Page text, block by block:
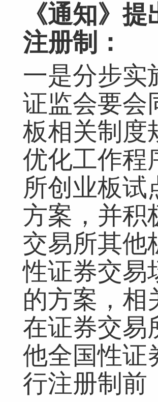
《通知》
注册制：
一是分步实
证监会要会
板相关制度
优化工作程
所创业板试
方案，并积
交易所其他
性证券交易
的方案，相
在证券交易
他全国性证
行注册制前